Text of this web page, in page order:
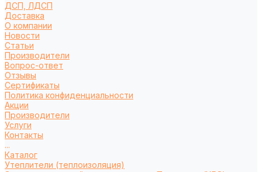
ДСП, ЛДСП
Доставка
О компании
Новости
Статьи
Производители
Вопрос-ответ
Отзывы
Сертификаты
Политика конфиденциальности
Акции
Производители
Услуги
Контакты
...
Каталог
Утеплители (теплоизоляция)